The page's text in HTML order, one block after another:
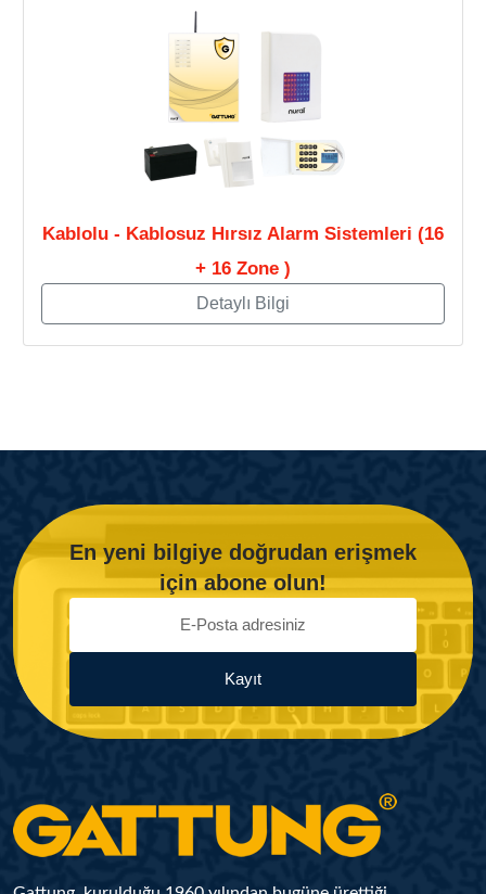
Kablolu - Kablosuz Hırsız Alarm Sistemleri (16
+ 16 Zone )
Detaylı Bilgi
En yeni bilgiye doğrudan erişmek
için abone olun!
Kayıt